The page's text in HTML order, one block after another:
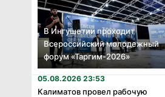
В Ингушетии проходит
Всероссийский молодежный
форум «Таргим-2026»
05.08.2026 23:53
Калиматов провел рабочую